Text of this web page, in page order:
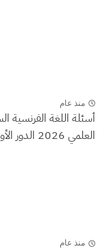
منذ عام
أسئلة اللغة الفرنسية
العلمي 2026 الدور الأول
منذ عام